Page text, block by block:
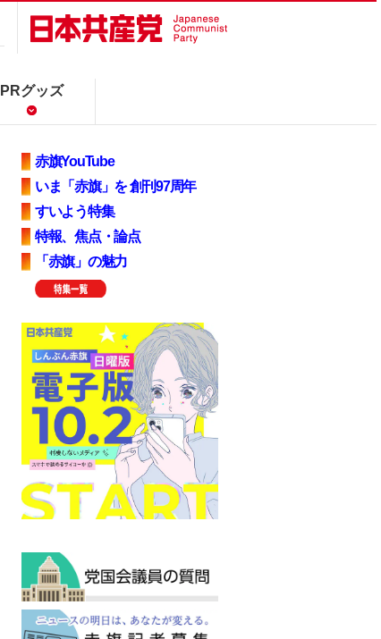
PRグッズ
赤旗YouTube
いま「赤旗」を 創刊97周年
すいよう特集
特報、焦点・論点
「赤旗」の魅力